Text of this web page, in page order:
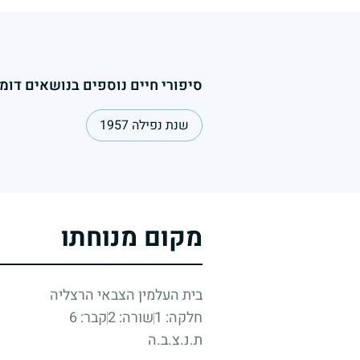
סיפורי חיים נוספים בנושאים
שנת נפילה 1957
מקום מנוחתו
בית העלמין הצבאי הרצליה
חלקה: 1
שורה: 2
קבר: 6
ת.נ.צ.ב.ה